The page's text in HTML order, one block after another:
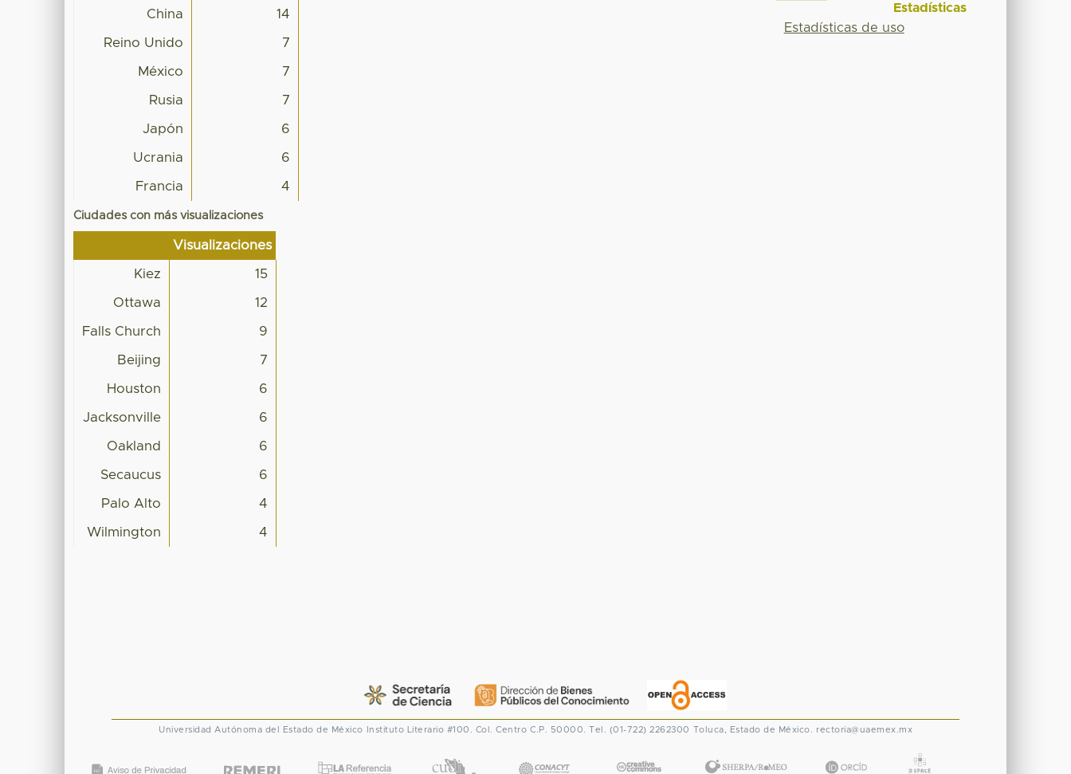
China 14
Reino Unido 7
México 7
Rusia 7
Japón 6
Ucrania 6
Francia 4
Ciudades con más visualizaciones
Visualizaciones
Kiez 15
Ottawa 12
Falls Church 9
Beijing 7
Houston 6
Jacksonville 6
Oakland 6
Secaucus 6
Palo Alto 4
Wilmington 4
Estadísticas
Estadísticas de uso
Universidad Autónoma del Estado de México Instituto Literario #100. Col. Centro C.P. 50000. Tel. (01-722) 2262300 Toluca, Estado de México. rectoria@uaemex.mx